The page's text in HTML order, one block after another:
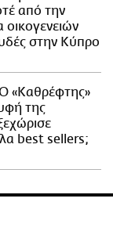
από την
οικογενειών
στην Κύπρο
«Καθρέφτης»
της
best sellers;